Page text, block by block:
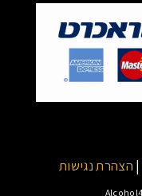
| הצהרת נגישות